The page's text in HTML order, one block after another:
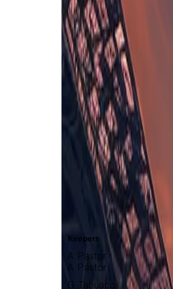
Opstelling nog niet bekend
FC Porto B
Keepers
A. Pastor
A. Pastor
G. Tabuaco